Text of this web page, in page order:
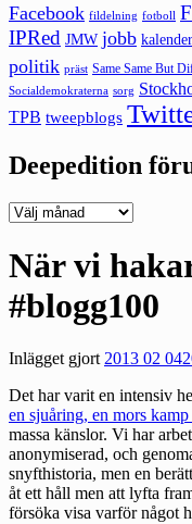
Facebook fildelning fotboll
IPRed JMW jobb
politik präst Same Same But
Socialdemokraterna sorg
TPB tweepblogs
Deepedition
Deepedition
När vi
#blogg100
Inlägget gjort2013 02 04
Det har varit en intensiv
en sjuåring, en mors
massa känslor. Vi har
anonymiserad, och
snyfthistoria, men en
åt ett håll men att lyfta
försöka visa varför något